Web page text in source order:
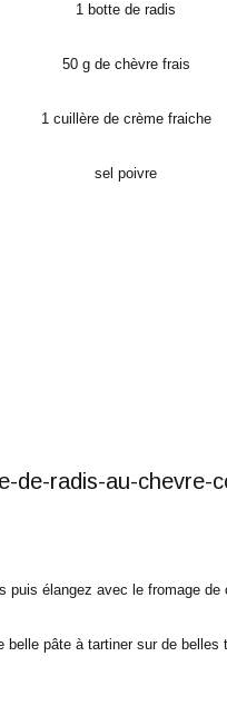
1 botte de radis
50 g de chèvre frais
1 cuillère de crème fraiche
sel poivre
puis élangez avec le fromage de
belle pâte à tartiner sur de belles